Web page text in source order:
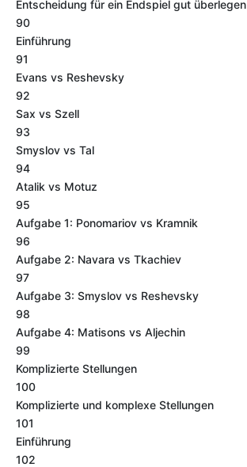
Entscheidung für ein Endspiel gut überlegen
90
Einführung
91
Evans vs Reshevsky
92
Sax vs Szell
93
Smyslov vs Tal
94
Atalik vs Motuz
95
Aufgabe 1: Ponomariov vs Kramnik
96
Aufgabe 2: Navara vs Tkachiev
97
Aufgabe 3: Smyslov vs Reshevsky
98
Aufgabe 4: Matisons vs Aljechin
99
Komplizierte Stellungen
100
Komplizierte und komplexe Stellungen
101
Einführung
102